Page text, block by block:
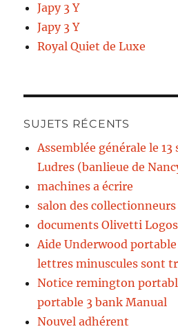
Japy 3 Y
Japy 3 Y
Royal Quiet de Luxe
SUJETS RÉCENTS
Assemblée générale le
Ludres (banlieue de
machines a écrire
salon des
documents Olivetti
Aide Underwood
lettres minuscules sont
Notice remington
portable 3 bank Manual
Nouvel adhérent